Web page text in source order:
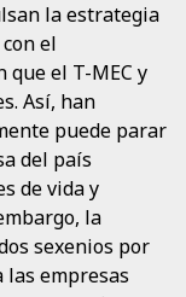
la estrategia
el
el T-MEC y
Así, han
puede parar
del país
de vida y
la
sexenios por
las empresas